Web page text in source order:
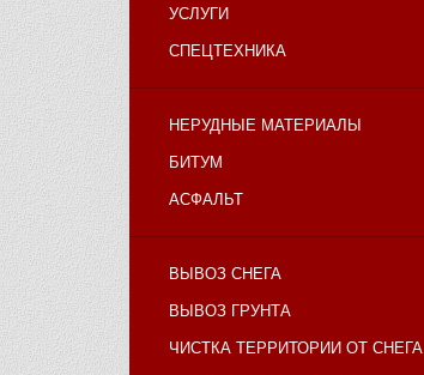
УСЛУГИ
СПЕЦТЕХНИКА
НЕРУДНЫЕ МАТЕРИАЛЫ
БИТУМ
АСФАЛЬТ
ВЫВОЗ СНЕГА
ВЫВОЗ ГРУНТА
ЧИСТКА ТЕРРИТОРИИ ОТ СНЕГА